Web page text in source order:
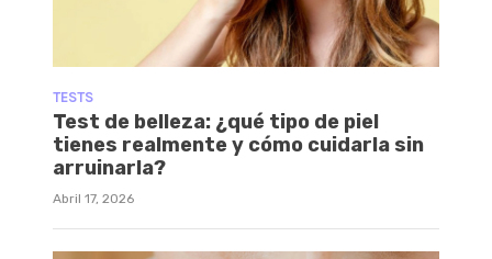
TESTS
Test de belleza: ¿qué tipo de piel
tienes realmente y cómo cuidarla sin
arruinarla?
Abril 17, 2026